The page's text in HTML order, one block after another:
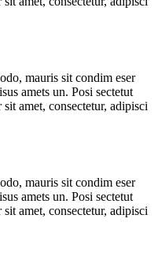
mauris sit condim eser
amets un. Posi sectetut
amet, consectetur, adipisci
mauris sit condim eser
amets un. Posi sectetut
amet, consectetur, adipisci